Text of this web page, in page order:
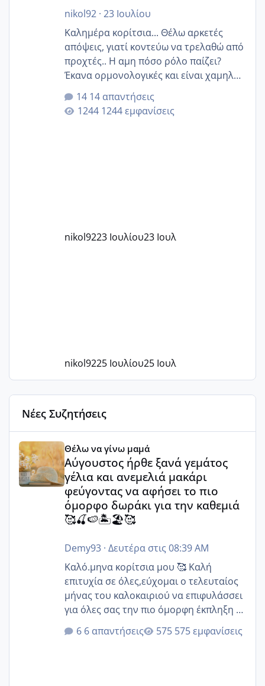
nikol92· 23 Ιουλίου
Καλημέρα κορίτσια... Θέλω αρκετές
απόψεις, γιατί κοντεύω να τρελαθώ από
προχτές.. Η αμη πόσο ρόλο παίζει?
Έκανα ορμονολογικές και είναι χαμηλή
για την ηλικία μου.. Είχα ήδη μια
εγκυμοσύνη, που έπρεπε να τερματιστεί
στην 27η εβδομάδα και προσπαθώ 7
14 απαντήσεις
1244 εμφανίσεις
nikol9223 Ιουλίου23 Ιουλ
nikol9225 Ιουλίου25 Ιουλ
Νέες Συζητήσεις
Αύγουστος ήρθε ξανά γεμάτος γέλια και ανεμελιά
Θέλω να γίνω μαμά
Αύγουστος ήρθε ξανά γεμάτος
γέλια και ανεμελιά μακάρι
φεύγοντας να αφήσει το πιο
όμορφο δωράκι για την καθεμιά
🥰🍒🍉🏝️🏖️🥰
Demy93· Δευτέρα στις 08:39 AM
Καλό.μηνα κορίτσια μου 🥰 Καλή
επιτυχία σε όλες,εύχομαι ο τελευταίος
μήνας του καλοκαιριού να επιφυλάσσει
για όλες σας την πιο όμορφη έκπληξη 🧿
@Elk @Melikara86 @Παρασκευαιδου
@Zenia z @melitiniღ @Christi.D.
6 απαντήσεις 575 εμφανίσεις